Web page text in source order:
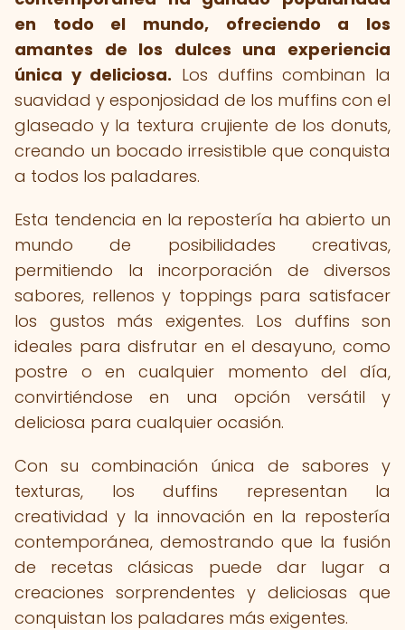
en todo el mundo, ofreciendo a los
amantes de los dulces una experiencia
única y deliciosa. Los duffins combinan la
suavidad y esponjosidad de los muffins con el
glaseado y la textura crujiente de los donuts,
creando un bocado irresistible que conquista
a todos los paladares.
Esta tendencia en la repostería ha abierto un
mundo de posibilidades creativas,
permitiendo la incorporación de diversos
sabores, rellenos y toppings para satisfacer
los gustos más exigentes. Los duffins son
ideales para disfrutar en el desayuno, como
postre o en cualquier momento del día,
convirtiéndose en una opción versátil y
deliciosa para cualquier ocasión.
Con su combinación única de sabores y
texturas, los duffins representan la
creatividad y la innovación en la repostería
contemporánea, demostrando que la fusión
de recetas clásicas puede dar lugar a
creaciones sorprendentes y deliciosas que
conquistan los paladares más exigentes.